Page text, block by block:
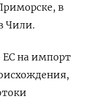
в
Чили.
ЕС на импорт